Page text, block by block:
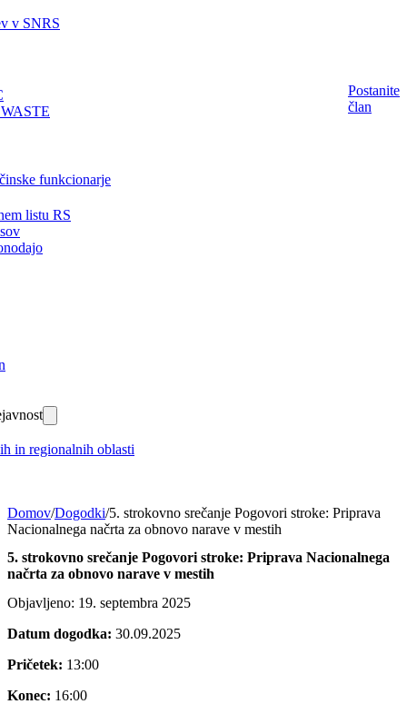
v SNRS
funkcionarje
listu RS
in regionalnih oblasti
Postanite
član
Domov/Dogodki/5. strokovno srečanje Pogovori stroke: Priprava
Nacionalnega načrta za obnovo narave v mestih
5. strokovno srečanje Pogovori stroke: Priprava Nacionalnega
načrta za obnovo narave v mestih
Objavljeno: 19. septembra 2025
Datum dogodka: 30.09.2025
Pričetek: 13:00
Konec: 16:00